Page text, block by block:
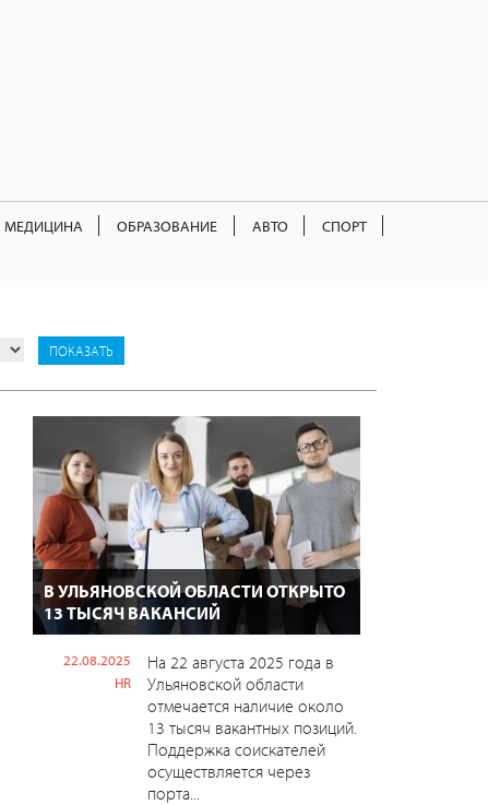
МЕДИЦИНА ОБРАЗОВАНИЕ АВТО СПОРТ
В УЛЬЯНОВСКОЙ ОБЛАСТИ ОТКРЫТО
13 ТЫСЯЧ ВАКАНСИЙ
22.08.2025
HR
На 22 августа 2025 года в
Ульяновской области
отмечается наличие около
13 тысяч вакантных позиций.
Поддержка соискателей
осуществляется через
порта...